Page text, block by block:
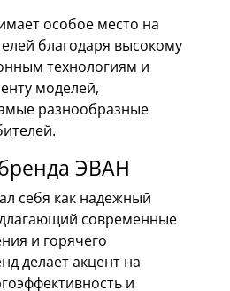
особое место на
благодаря высокому
технологиям и
моделей,
разнообразные
ЭВАН
себя как надежный
современные
и горячего
делает акцент на
и